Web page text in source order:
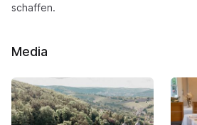
schaffen.
Media